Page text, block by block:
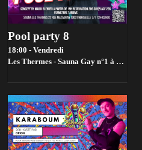
Pool party 8
18:00 - Vendredi
Les Thermes - Sauna Gay n°1 à Marseille,